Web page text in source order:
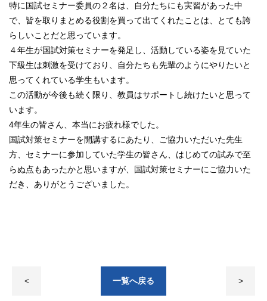
特に国試セミナー委員の２名は、自分たちにも実習があった中
で、皆を取りまとめる役割を買って出てくれたことは、とても誇
らしいことだと思っています。
４年生が国試対策セミナーを発足し、活動している姿を見ていた
下級生は刺激を受けており、自分たちも先輩のようにやりたいと
思ってくれている学生もいます。
この活動が今後も続く限り、教員はサポートし続けたいと思って
います。
4年生の皆さん、本当にお疲れ様でした。
国試対策セミナーを開講するにあたり、ご協力いただいた先生
方、セミナーに参加していた学生の皆さん、はじめての試みで至
らぬ点もあったかと思いますが、国試対策セミナーにご協力いた
だき、ありがとうございました。
< 一覧へ戻る >